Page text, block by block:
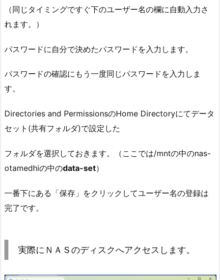
（同じタイミングですぐ下のユーザー名の欄に自動入力さ
れます。）
パスワードに自分で決めたパスワードを入力します。
パスワードの確認にもう一度同じパスワードを入力しま
す。
Directories and PermissionsのHome Directoryにてデータ
セット(共有フォルダ)で設定した
フォルダを選択しておきます。（ここでは/mntの中のnas-
otamedhiの中のdata-set）
一番下にある「保存」をクリックしてユーザー名の登録は
完了です。
実際にＮＡＳのディスクへアクセスします。